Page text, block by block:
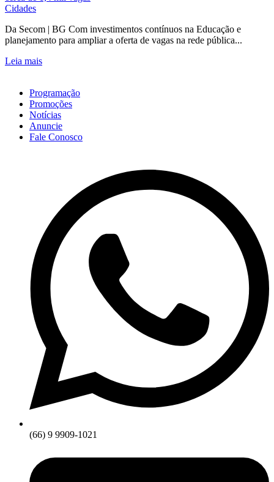
Cidades
Da Secom | BG Com investimentos contínuos na Educação e
planejamento para ampliar a oferta de vagas na rede pública...
Leia mais
Programação
Promoções
Notícias
Anuncie
Fale Conosco
(66) 9 9909-1021